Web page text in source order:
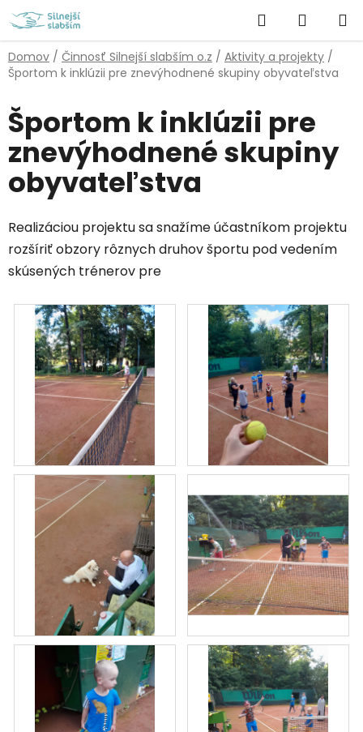
Prejsť
na
obsah
Hľadať
KOŠÍK
Domov / Činnosť Silnejší slabším o.z / Aktivity a projekty /
Športom k inklúzii pre znevýhodnené skupiny obyvateľstva
Športom k inklúzii pre
znevýhodnené skupiny
obyvateľstva
Realizáciou projektu sa snažíme účastníkom projektu
rozšíriť obzory rôznych druhov športu pod vedením
skúsených trénerov pre